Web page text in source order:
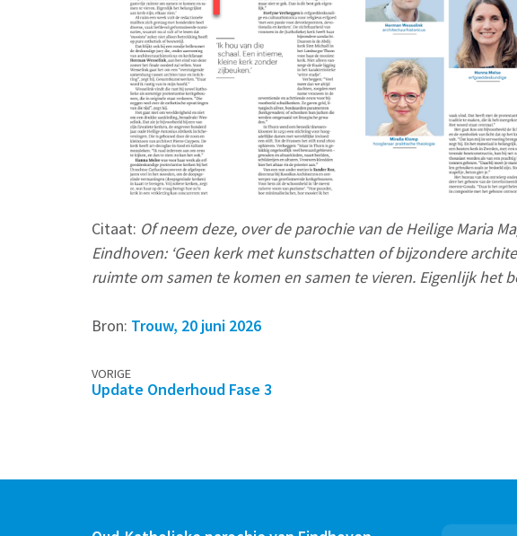
Citaat: Of neem deze, over de parochie van de Heilige Maria
Eindhoven: ‘Geen kerk met kunstschatten of bijzondere
ruimte om samen te komen en samen te vieren. Eigenlijk het
Bron: Trouw, 20 juni 2026
Berichtennavigatie
VORIGE
Update Onderhoud Fase 3